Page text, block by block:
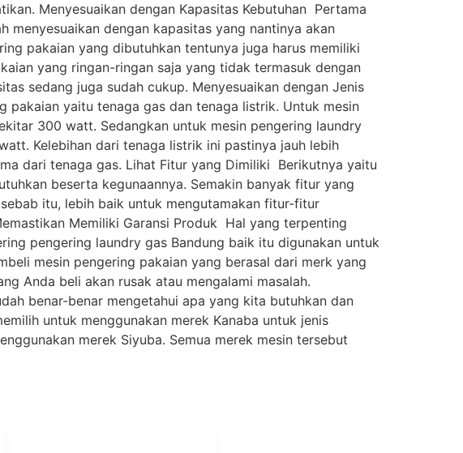
Menyesuaikan dengan Kapasitas Kebutuhan Pertama
menyesuaikan dengan kapasitas yang nantinya akan
pakaian yang dibutuhkan tentunya juga harus memiliki
yang ringan-ringan saja yang tidak termasuk dengan
sedang juga sudah cukup. Menyesuaikan dengan Jenis
pakaian yaitu tenaga gas dan tenaga listrik. Untuk mesin
300 watt. Sedangkan untuk mesin pengering laundry
Kelebihan dari tenaga listrik ini pastinya jauh lebih
dari tenaga gas. Lihat Fitur yang Dimiliki Berikutnya yaitu
beserta kegunaannya. Semakin banyak fitur yang
itu, lebih baik untuk mengutamakan fitur-fitur
Memiliki Garansi Produk Hal yang terpenting
pengering laundry gas Bandung baik itu digunakan untuk
mesin pengering pakaian yang berasal dari merk yang
Anda beli akan rusak atau mengalami masalah.
benar-benar mengetahui apa yang kita butuhkan dan
untuk menggunakan merek Kanaba untuk jenis
merek Siyuba. Semua merek mesin tersebut